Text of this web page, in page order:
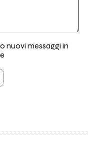
nuovi messaggi in